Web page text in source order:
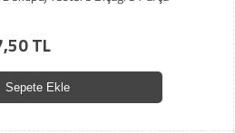
TL
Sepete Ekle